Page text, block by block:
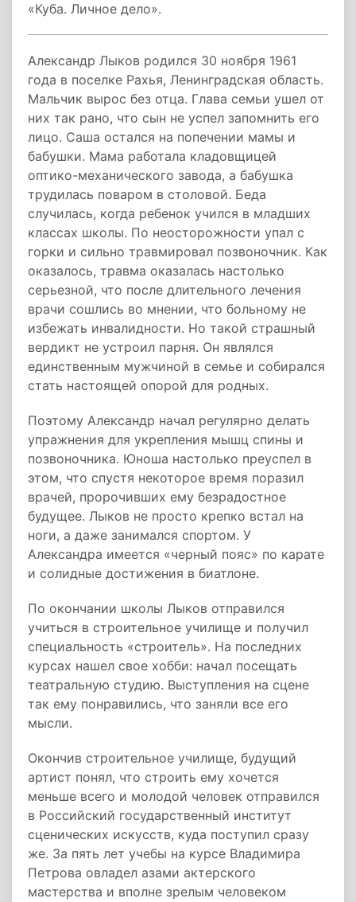
«Куба. Личное дело».
Александр Лыков родился 30 ноября 1961
года в поселке Рахья, Ленинградская область.
Мальчик вырос без отца. Глава семьи ушел от
них так рано, что сын не успел запомнить его
лицо. Саша остался на попечении мамы и
бабушки. Мама работала кладовщицей
оптико-механического завода, а бабушка
трудилась поваром в столовой. Беда
случилась, когда ребенок учился в младших
классах школы. По неосторожности упал с
горки и сильно травмировал позвоночник. Как
оказалось, травма оказалась настолько
серьезной, что после длительного лечения
врачи сошлись во мнении, что больному не
избежать инвалидности. Но такой страшный
вердикт не устроил парня. Он являлся
единственным мужчиной в семье и собирался
стать настоящей опорой для родных.
Поэтому Александр начал регулярно делать
упражнения для укрепления мышц спины и
позвоночника. Юноша настолько преуспел в
этом, что спустя некоторое время поразил
врачей, пророчивших ему безрадостное
будущее. Лыков не просто крепко встал на
ноги, а даже занимался спортом. У
Александра имеется «черный пояс» по карате
и солидные достижения в биатлоне.
По окончании школы Лыков отправился
учиться в строительное училище и получил
специальность «строитель». На последних
курсах нашел свое хобби: начал посещать
театральную студию. Выступления на сцене
так ему понравились, что заняли все его
мысли.
Окончив строительное училище, будущий
артист понял, что строить ему хочется
меньше всего и молодой человек отправился
в Российский государственный институт
сценических искусств, куда поступил сразу
же. За пять лет учебы на курсе Владимира
Петрова овладел азами актерского
мастерства и вполне зрелым человеком